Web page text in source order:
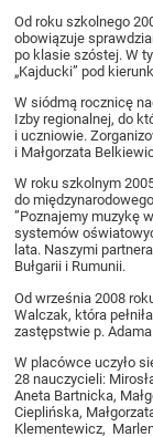
Od roku szkolnego
obowiązuje
po klasie szóstej. W
„Kajducki” pod
W siódmą rocznicę
Izby regionalnej, do
i uczniowie.
i Małgorzata
W roku szkolnym
do
”Poznajemy muzykę
systemów
lata. Naszymi
Bułgarii i Rumunii.
Od września 2008
Walczak, która
zastępstwie p.
W placówce uczyło
28 nauczycieli:
Aneta Bartnicka,
Cieplińska,
Klementewicz,